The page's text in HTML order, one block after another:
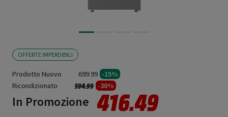
OFFERTE IMPERDIBILI
Prodotto Nuovo 699.99 -15%
Ricondizionato
Prezzo ridotto da
594.99a -30%
In Promozione 416.49